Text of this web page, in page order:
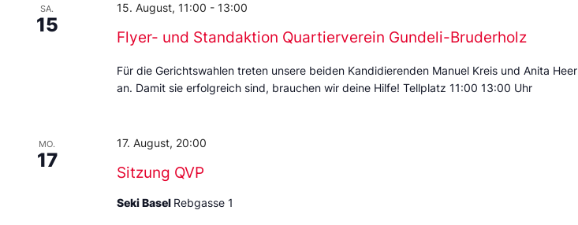
SA.
15
Flyer- und Standaktion Quartierverein Gundeli-Bruderholz
15. August, 11:00 - 13:00
Für die Gerichtswahlen treten unsere beiden Kandidierenden Manuel Kreis und Anita Heer
an. Damit sie erfolgreich sind, brauchen wir deine Hilfe! Tellplatz 11:00 13:00 Uhr
MO.
17
Sitzung QVP
17. August, 20:00
Seki Basel Rebgasse 1